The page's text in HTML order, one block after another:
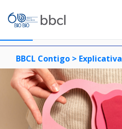
BBCL Contigo > Explicativa